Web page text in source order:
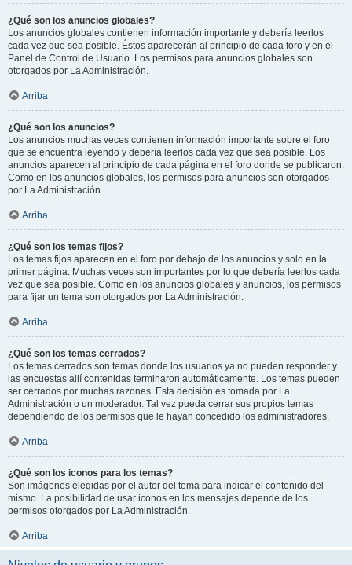
¿Qué son los anuncios globales?
Los anuncios globales contienen información importante y debería leerlos
cada vez que sea posible. Éstos aparecerán al principio de cada foro y en el
Panel de Control de Usuario. Los permisos para anuncios globales son
otorgados por La Administración.
Arriba
¿Qué son los anuncios?
Los anuncios muchas veces contienen información importante sobre el foro
que se encuentra leyendo y debería leerlos cada vez que sea posible. Los
anuncios aparecen al principio de cada página en el foro donde se publicaron.
Como en los anuncios globales, los permisos para anuncios son otorgados
por La Administración.
Arriba
¿Qué son los temas fijos?
Los temas fijos aparecen en el foro por debajo de los anuncios y solo en la
primer página. Muchas veces son importantes por lo que debería leerlos cada
vez que sea posible. Como en los anuncios globales y anuncios, los permisos
para fijar un tema son otorgados por La Administración.
Arriba
¿Qué son los temas cerrados?
Los temas cerrados son temas donde los usuarios ya no pueden responder y
las encuestas allí contenidas terminaron automáticamente. Los temas pueden
ser cerrados por muchas razones. Esta decisión es tomada por La
Administración o un moderador. Tal vez pueda cerrar sus propios temas
dependiendo de los permisos que le hayan concedido los administradores.
Arriba
¿Qué son los iconos para los temas?
Son imágenes elegidas por el autor del tema para indicar el contenido del
mismo. La posibilidad de usar iconos en los mensajes depende de los
permisos otorgados por La Administración.
Arriba